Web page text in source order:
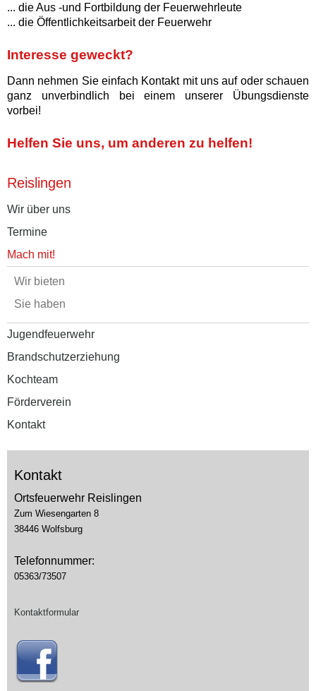
... die Aus -und Fortbildung der Feuerwehrleute
... die Öffentlichkeitsarbeit der Feuerwehr
Interesse geweckt?
Dann nehmen Sie einfach Kontakt mit uns auf oder schauen
ganz unverbindlich bei einem unserer Übungsdienste
vorbei!
Helfen Sie uns, um anderen zu helfen!
Reislingen
Wir über uns
Termine
Mach mit!
Wir bieten
Sie haben
Jugendfeuerwehr
Brandschutzerziehung
Kochteam
Förderverein
Kontakt
Kontakt
Ortsfeuerwehr Reislingen
Zum Wiesengarten 8
38446 Wolfsburg
Telefonnummer:
05363/73507
Kontaktformular